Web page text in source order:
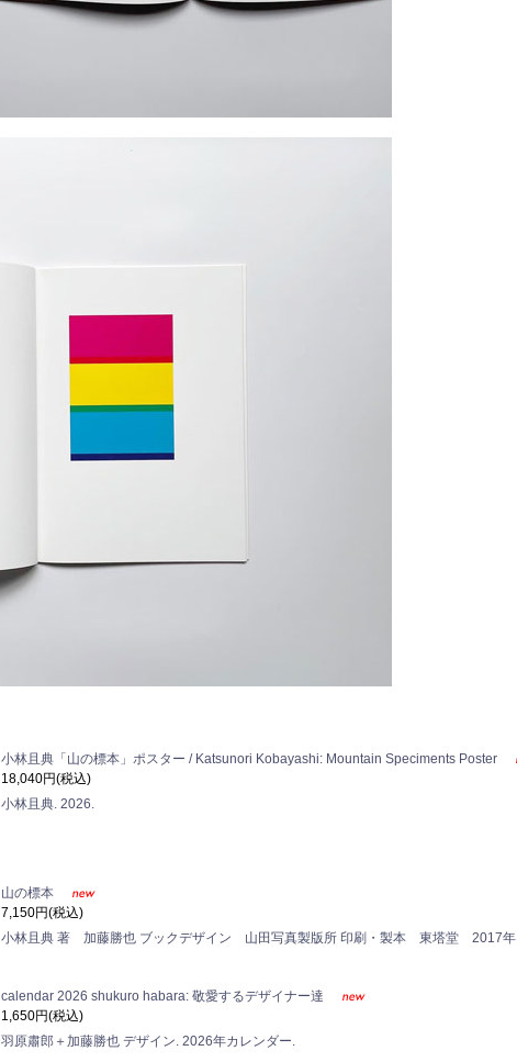
小林且典「山の標本」ポスター / Katsunori Kobayashi: Mountain Speciments Poster
18,040円(税込)
小林且典. 2026.
山の標本
7,150円(税込)
小林且典 著 加藤勝也 ブックデザイン 山田写真製版所 印刷・製本 東塔堂 2017年
calendar 2026 shukuro habara: 敬愛するデザイナー達
1,650円(税込)
羽原肅郎＋加藤勝也 デザイン. 2026年カレンダー.